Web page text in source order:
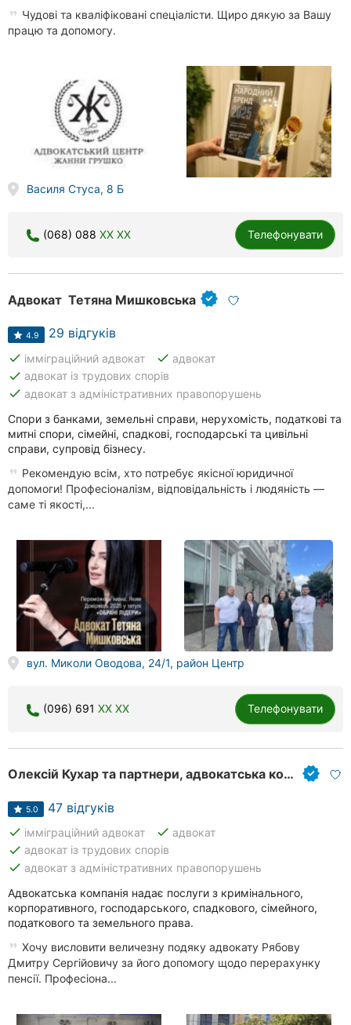
Чудові та кваліфіковані спеціалісти. Щиро дякую за Вашу
працю та допомогу.
Василя Стуса, 8 Б
(068) 088 XX XX Телефонувати
Адвокат Тетяна Мишковська
4.9 29 відгуків
done імміграційний адвокат done адвокат
done адвокат із трудових спорів
done адвокат з адміністративних правопорушень
Спори з банками, земельні справи, нерухомість, податкові та
митні спори, сімейні, спадкові, господарські та цивільні
справи, супровід бізнесу.
Рекомендую всім, хто потребує якісної юридичної
допомоги! Професіоналізм, відповідальність і людяність —
саме ті якості,...
вул. Миколи Оводова, 24/1, район Центр
(096) 691 XX XX Телефонувати
Олексій Кухар та партнери, адвокатська компанія
5.0 47 відгуків
done імміграційний адвокат done адвокат
done адвокат із трудових спорів
done адвокат з адміністративних правопорушень
Адвокатська компанія надає послуги з кримінального,
корпоративного, господарського, спадкового, сімейного,
податкового та земельного права.
Хочу висловити величезну подяку адвокату Рябову
Дмитру Сергійовичу за його допомогу щодо перерахунку
пенсії. Професіона...